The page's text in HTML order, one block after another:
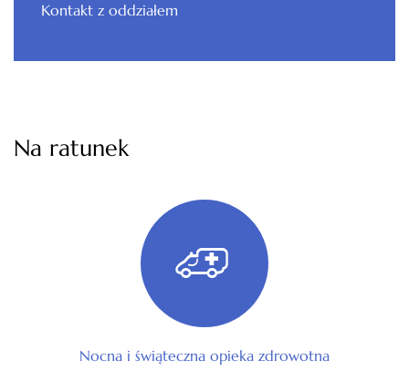
Kontakt z oddziałem
Na ratunek
Nocna i świąteczna opieka zdrowotna